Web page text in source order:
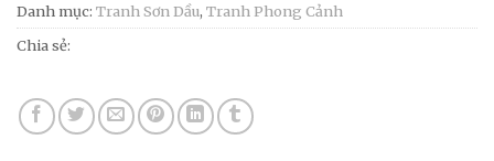
Danh mục: Tranh Sơn Dầu, Tranh Phong Cảnh
Chia sẻ: